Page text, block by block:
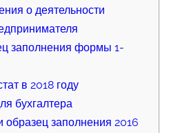
о деятельности
заполнения формы 1-
в 2018 году
бухгалтера
образец заполнения 2016